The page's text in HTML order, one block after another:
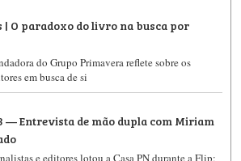
| O paradoxo do livro na busca por
do Grupo Primavera reflete sobre os
em busca de si
— Entrevista de mão dupla com Miriam
e editores lotou a Casa PN durante a Flip;